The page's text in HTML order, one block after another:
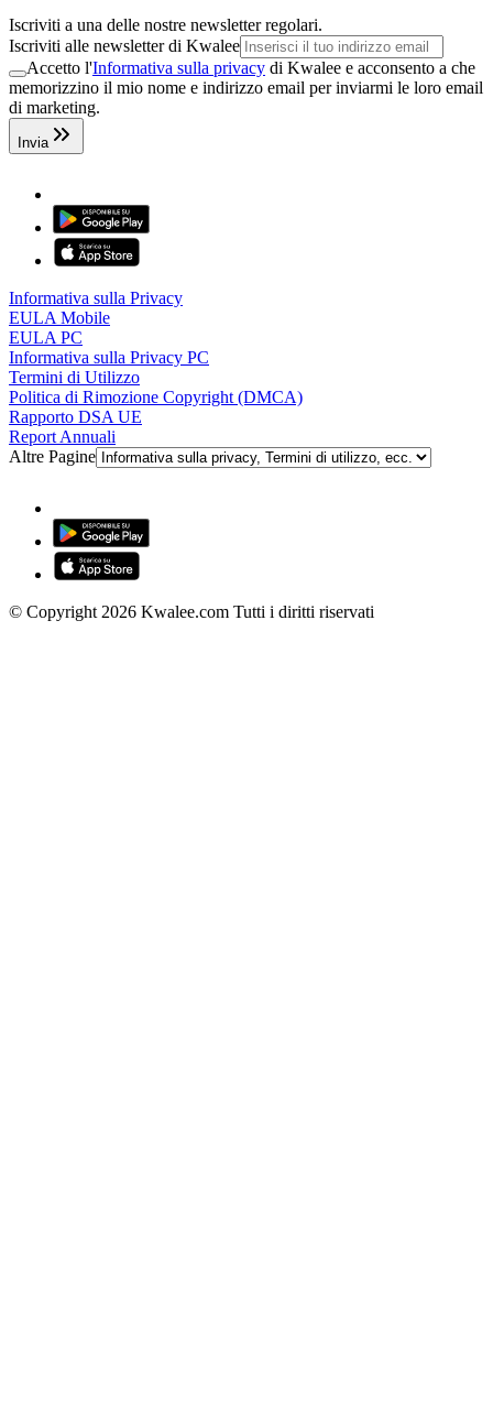
Iscriviti a una delle nostre newsletter regolari.
Iscriviti alle newsletter di Kwalee
Accetto l'Informativa sulla privacy di Kwalee e acconsento a che
memorizzino il mio nome e indirizzo email per inviarmi le loro email
di marketing.
Invia
Informativa sulla Privacy
EULA Mobile
EULA PC
Informativa sulla Privacy PC
Termini di Utilizzo
Politica di Rimozione Copyright (DMCA)
Rapporto DSA UE
Report Annuali
Altre Pagine
© Copyright 2026 Kwalee.com Tutti i diritti riservati